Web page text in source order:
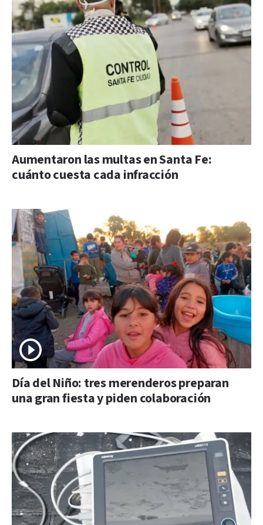
Aumentaron las multas en Santa Fe:
cuánto cuesta cada infracción
Día del Niño: tres merenderos preparan
una gran fiesta y piden colaboración